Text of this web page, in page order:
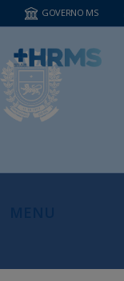
GOVERNO MS